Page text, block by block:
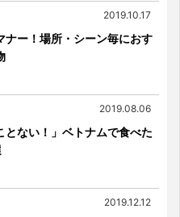
2019.10.17
ナー！場所・シーン毎におす
2019.08.06
とない！」ベトナムで食べた
2019.12.12